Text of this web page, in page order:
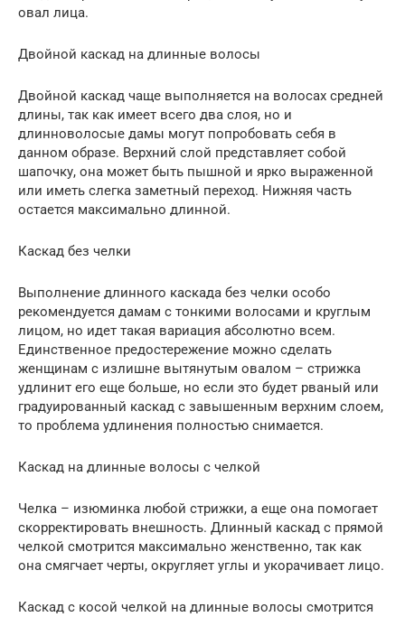
овал лица.
Двойной каскад на длинные волосы
Двойной каскад чаще выполняется на волосах средней
длины, так как имеет всего два слоя, но и
длинноволосые дамы могут попробовать себя в
данном образе. Верхний слой представляет собой
шапочку, она может быть пышной и ярко выраженной
или иметь слегка заметный переход. Нижняя часть
остается максимально длинной.
Каскад без челки
Выполнение длинного каскада без челки особо
рекомендуется дамам с тонкими волосами и круглым
лицом, но идет такая вариация абсолютно всем.
Единственное предостережение можно сделать
женщинам с излишне вытянутым овалом – стрижка
удлинит его еще больше, но если это будет рваный или
градуированный каскад с завышенным верхним слоем,
то проблема удлинения полностью снимается.
Каскад на длинные волосы с челкой
Челка – изюминка любой стрижки, а еще она помогает
скорректировать внешность. Длинный каскад с прямой
челкой смотрится максимально женственно, так как
она смягчает черты, округляет углы и укорачивает лицо.
Каскад с косой челкой на длинные волосы смотрится